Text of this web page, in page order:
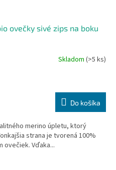
ovečky sivé zips na boku
Skladom (>5 ks)
Do košíka
merino úpletu, ktorý
strana je tvorená 100%
ovečiek. Vďaka...